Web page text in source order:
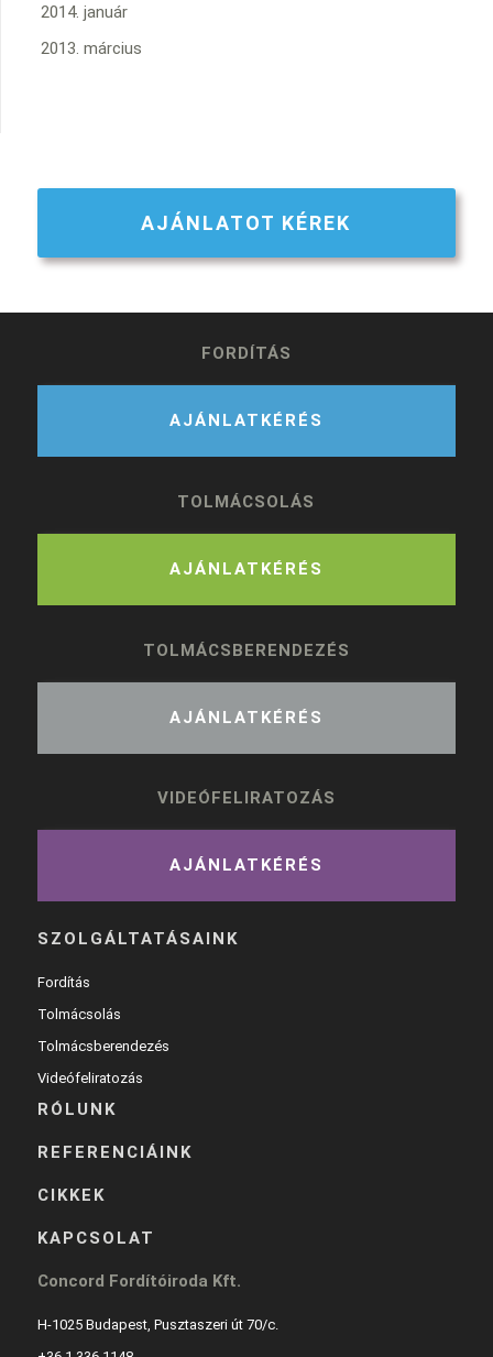
2014. január
2013. március
AJÁNLATOT KÉREK
FORDÍTÁS
AJÁNLATKÉRÉS
TOLMÁCSOLÁS
AJÁNLATKÉRÉS
TOLMÁCSBERENDEZÉS
AJÁNLATKÉRÉS
VIDEÓFELIRATOZÁS
AJÁNLATKÉRÉS
SZOLGÁLTATÁSAINK
Fordítás
Tolmácsolás
Tolmácsberendezés
Videófeliratozás
RÓLUNK
REFERENCIÁINK
CIKKEK
KAPCSOLAT
Concord Fordítóiroda Kft.
H-1025 Budapest, Pusztaszeri út 70/c.